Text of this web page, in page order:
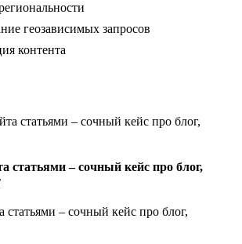
геозависимых запросов
контента
статьями – сочный кейс про блог,
– сочный кейс про блог,